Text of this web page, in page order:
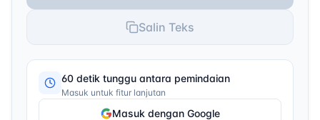
Salin Teks
60 detik tunggu antara pemindaian
Masuk untuk fitur lanjutan
Masuk dengan Google